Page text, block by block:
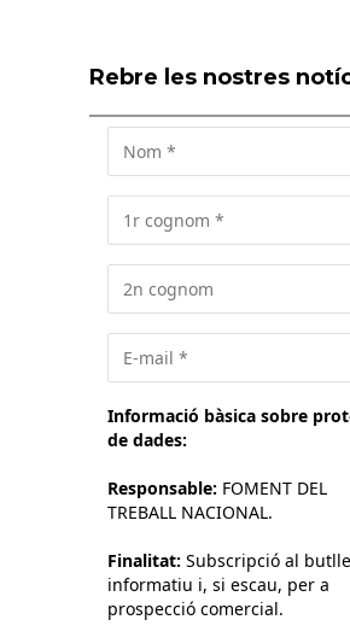
Rebre les nostres
Informació bàsica sobre
de dades:
Responsable: FOMENT DEL
TREBALL NACIONAL.
Finalitat: Subscripció al
informatiu i, si escau, per a
prospecció comercial.